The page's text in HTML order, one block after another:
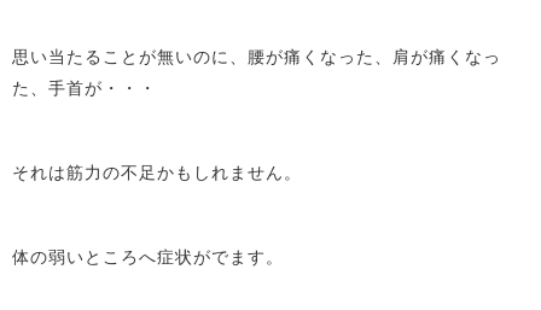
思い当たることが無いのに、腰が痛くなった、肩が痛くなっ
た、手首が・・・
それは筋力の不足かもしれません。
体の弱いところへ症状がでます。